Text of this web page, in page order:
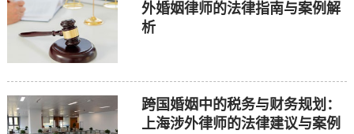
外婚姻律师的法律指南与案例解
析
跨国婚姻中的税务与财务规划：
上海涉外律师的法律建议与案例